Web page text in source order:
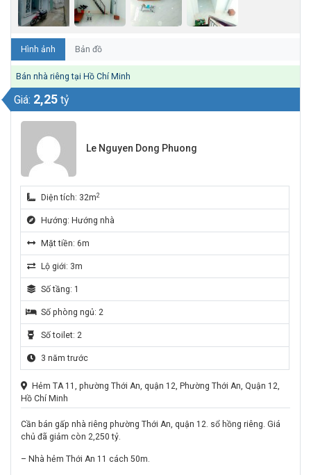
Hình ảnh Bản đồ
Bán nhà riêng tại Hồ Chí Minh
Giá: 2,25 tỷ
Le Nguyen Dong Phuong
Diện tích: 32m2
Hướng: Hướng nhà
Mặt tiền: 6m
Lộ giới: 3m
Số tầng: 1
Số phòng ngủ: 2
Số toilet: 2
3 năm trước
Hẻm TA 11, phường Thới An, quận 12, Phường Thới An, Quận 12,
Hồ Chí Minh
Cần bán gấp nhà riêng phường Thới An, quận 12. sổ hồng riêng. Giá
chủ đã giảm còn 2,250 tỷ.
– Nhà hẻm Thới An 11 cách 50m.